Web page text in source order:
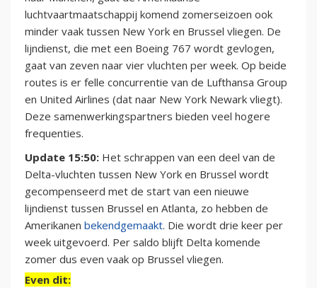
luchtvaartmaatschappij komend zomerseizoen ook
minder vaak tussen New York en Brussel vliegen. De
lijndienst, die met een Boeing 767 wordt gevlogen,
gaat van zeven naar vier vluchten per week. Op beide
routes is er felle concurrentie van de Lufthansa Group
en United Airlines (dat naar New York Newark vliegt).
Deze samenwerkingspartners bieden veel hogere
frequenties.
Update 15:50: Het schrappen van een deel van de
Delta-vluchten tussen New York en Brussel wordt
gecompenseerd met de start van een nieuwe
lijndienst tussen Brussel en Atlanta, zo hebben de
Amerikanen bekendgemaakt. Die wordt drie keer per
week uitgevoerd. Per saldo blijft Delta komende
zomer dus even vaak op Brussel vliegen.
Even dit: